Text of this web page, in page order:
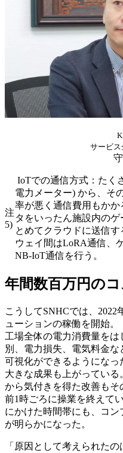
サービ
注
5)
IoTでの通信方式：たく
電力メーター) から、そ
率が悪く通信費用もか
タをいったん施設内の
とめてクラウドに送信
ウェイ間はLoRA通信、
NB-IoT通信を行う。
年間数百万円の
こうしてSNHCでは、2022
ューションの稼働を開始。
工場全体の電力消費量を
別、電力損失、電気料金
可視化ができるようにな
大きな成果も上がってい
から気付きを得た改善も
前1時ごろに操業を終えて
にかけた時間帯にも、コ
が明らかになった。
「原因として考えられた